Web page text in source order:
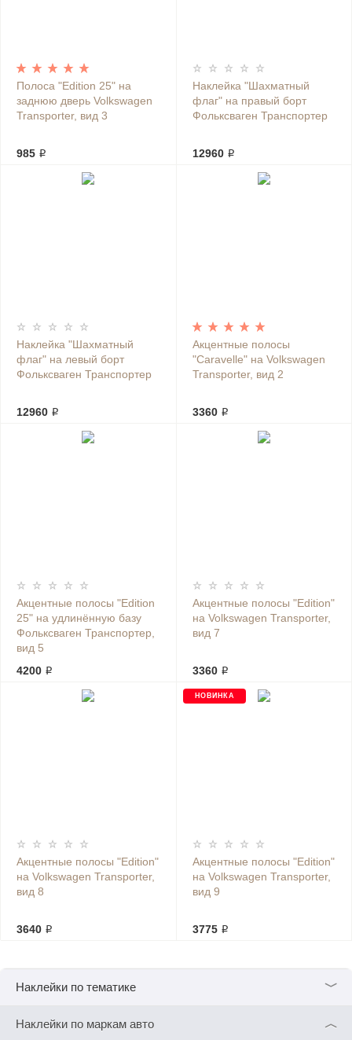
Полоса "Edition 25" на
заднюю дверь Volkswagen
Transporter, вид 3
985 ₽
Наклейка "Шахматный
флаг" на правый борт
Фольксваген Транспортер
12960 ₽
Наклейка "Шахматный
флаг" на левый борт
Фольксваген Транспортер
12960 ₽
Акцентные полосы
"Caravelle" на Volkswagen
Transporter, вид 2
3360 ₽
Акцентные полосы "Edition
25" на удлинённую базу
Фольксваген Транспортер,
вид 5
4200 ₽
Акцентные полосы "Edition"
на Volkswagen Transporter,
вид 7
3360 ₽
Акцентные полосы "Edition"
на Volkswagen Transporter,
вид 8
3640 ₽
НОВИНКА
Акцентные полосы "Edition"
на Volkswagen Transporter,
вид 9
3775 ₽
Наклейки по тематике ﹀
Наклейки по маркам авто ︿